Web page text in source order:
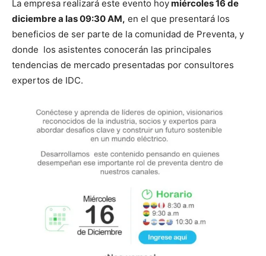
La empresa realizará este evento hoymiércoles 16 de
diciembre a las 09:30 AM, en el que presentará los
beneficios de ser parte de la comunidad de Preventa, y
donde los asistentes conocerán las principales
tendencias de mercado presentadas por consultores
expertos de IDC.